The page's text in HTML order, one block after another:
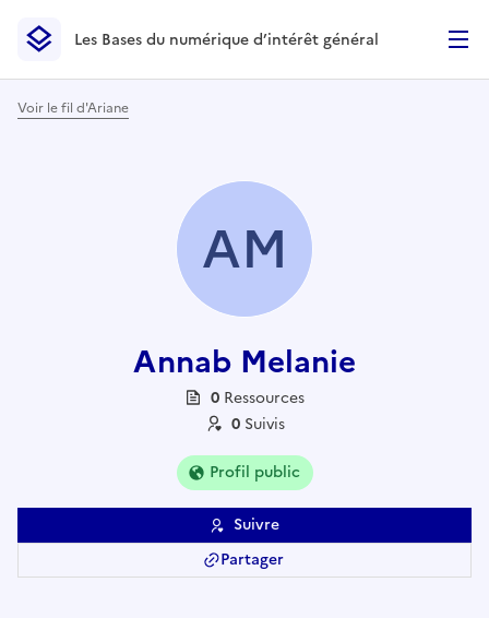
Les Bases du numérique d’intérêt général- Retour à la
Les Bases du numérique d’intérêt général
Voir le fil d'Ariane
AM
Annab Melanie
0 Ressources
0 Suivis
Profil public
Suivre
Partager